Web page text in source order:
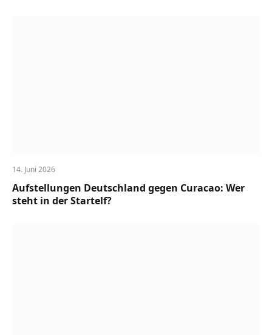
14. Juni 2026
Aufstellungen Deutschland gegen Curacao: Wer
steht in der Startelf?